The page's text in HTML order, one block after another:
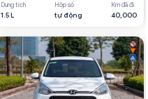
Dung tích
1.5 L
Hộp số
tự động
Km đã đi
40,000